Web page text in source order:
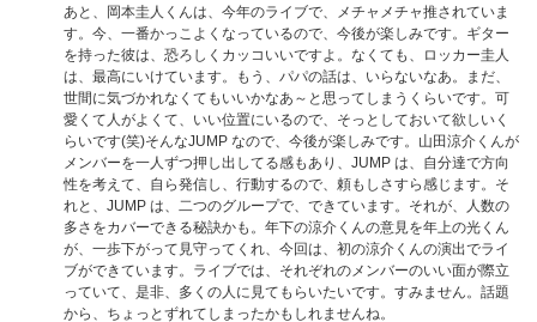
あと、岡本圭人くんは、今年のライブで、メチャメチャ推されていま
す。今、一番かっこよくなっているので、今後が楽しみです。ギター
を持った彼は、恐ろしくカッコいいですよ。なくても、ロッカー圭人
は、最高にいけています。もう、パパの話は、いらないなあ。まだ、
世間に気づかれなくてもいいかなあ～と思ってしまうくらいです。可
愛くて人がよくて、いい位置にいるので、そっとしておいて欲しいく
らいです(笑)そんなJUMP なので、今後が楽しみです。山田涼介くんが
メンバーを一人ずつ押し出してる感もあり、JUMP は、自分達で方向
性を考えて、自ら発信し、行動するので、頼もしさすら感じます。そ
れと、JUMP は、二つのグループで、できています。それが、人数の
多さをカバーできる秘訣かも。年下の涼介くんの意見を年上の光くん
が、一歩下がって見守ってくれ、今回は、初の涼介くんの演出でライ
ブができています。ライブでは、それぞれのメンバーのいい面が際立
っていて、是非、多くの人に見てもらいたいです。すみません。話題
から、ちょっとずれてしまったかもしれませんね。